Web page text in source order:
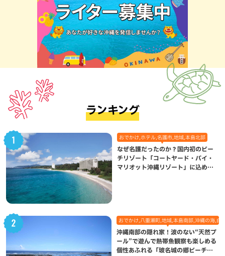
ランキング
おでかけ,ホテル,名護市,地域,本島北部
なぜ名護だったのか？国内初のビー
チリゾート「コートヤード・バイ・
マリオット沖縄リゾート」に込めら
おでかけ,八重瀬町,地域,本島南部,沖縄の海,自
沖縄南部の隠れ家！波のない“天然プ
ール”で遊んで熱帯魚観察も楽しめる
個性あふれる「玻名城の郷ビーチ」